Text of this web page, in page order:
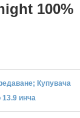
100%
Купувача
13.9 инча